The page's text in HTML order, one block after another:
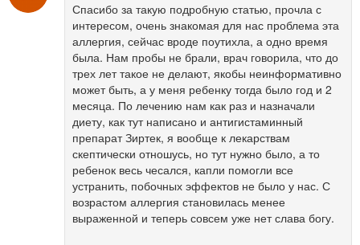
Спасибо за такую подробную статью, прочла с
интересом, очень знакомая для нас проблема эта
аллергия, сейчас вроде поутихла, а одно время
была. Нам пробы не брали, врач говорила, что до
трех лет такое не делают, якобы неинформативно
может быть, а у меня ребенку тогда было год и 2
месяца. По лечению нам как раз и назначали
диету, как тут написано и антигистаминный
препарат Зиртек, я вообще к лекарствам
скептически отношусь, но тут нужно было, а то
ребенок весь чесался, капли помогли все
устранить, побочных эффектов не было у нас. С
возрастом аллергия становилась менее
выраженной и теперь совсем уже нет слава богу.